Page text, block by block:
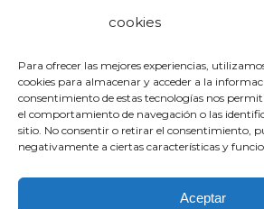
cookies
Para ofrecer las mejores experiencias,
cookies para almacenar y acceder a la
consentimiento de estas tecnologías nos
el comportamiento de navegación o las
sitio. No consentir o retirar el consentimiento,
negativamente a ciertas características y
Aceptar
Psicoterapia online
Blog
Contacto